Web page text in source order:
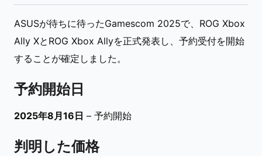
ASUSが待ちに待ったGamescom 2025で、ROG Xbox
Ally XとROG Xbox Allyを正式発表し、予約受付を開始
することが確定しました。
予約開始日
2025年8月16日 – 予約開始
判明した価格